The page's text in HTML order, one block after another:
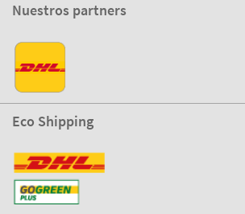
Nuestros partners
Eco Shipping